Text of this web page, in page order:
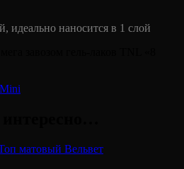
идеально наносится в 1 слой